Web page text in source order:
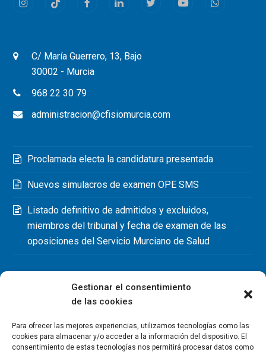
Gestionar el consentimiento
de las cookies
Para ofrecer las mejores experiencias, utilizamos tecnologías como las
cookies para almacenar y/o acceder a la información del dispositivo. El
consentimiento de estas tecnologías nos permitirá procesar datos como
InstagramTiktok FacebookLinkedInTwitterYoutubeWhatsapp
C/ María Guerrero, 13, Bajo
30002 - Murcia
968 22 30 79
administracion@cfisiomurcia.com
Proclamada electa la candidatura presentada
Nuevos simulacros de examen OPE SMS
Listado definitivo de admitidos y excluidos,
miembros del tribunal y fecha de examen de las
oposiciones del Servicio Murciano de Salud